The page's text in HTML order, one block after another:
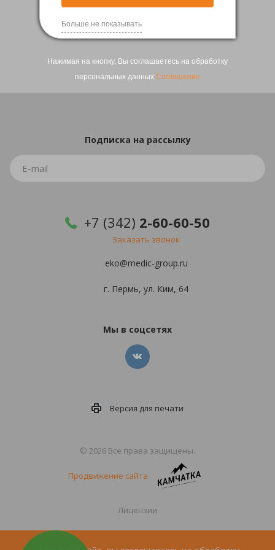
Больше не показывать
Нажимая на кнопку, Вы соглашаетесь на обработку
персональных данных Соглашение
Подписка на рассылку
+7 (342) 2-60-60-50
Заказать звонок
eko@medic-group.ru
г. Пермь, ул. Ким, 64
Мы в соцсетях
Версия для печати
© 2026 Все права защищены.
Продвижение сайта
Лицензии
Политика конфиденциальности